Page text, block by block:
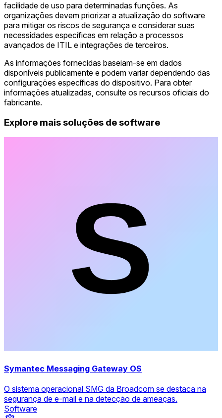
facilidade de uso para determinadas funções. As
organizações devem priorizar a atualização do software
para mitigar os riscos de segurança e considerar suas
necessidades específicas em relação a processos
avançados de ITIL e integrações de terceiros.
As informações fornecidas baseiam-se em dados
disponíveis publicamente e podem variar dependendo das
configurações específicas do dispositivo. Para obter
informações atualizadas, consulte os recursos oficiais do
fabricante.
Explore mais soluções de software
Symantec Messaging Gateway OS
O sistema operacional SMG da Broadcom se destaca na
segurança de e-mail e na detecção de ameaças.
Software